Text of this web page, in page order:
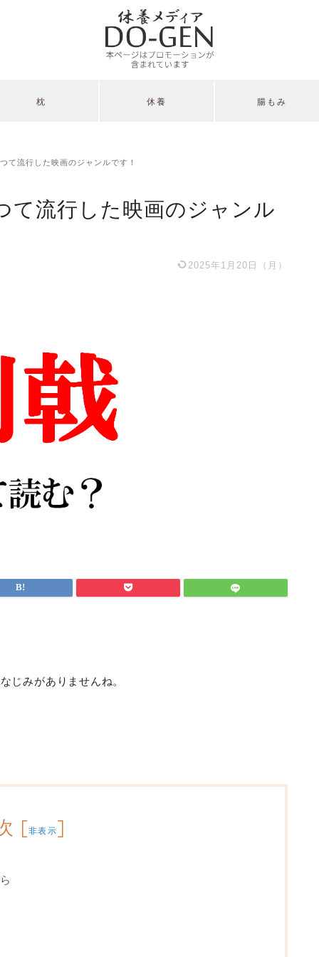
枕 休養 腸もみ
て流行した映画のジャンルです！
て流行した映画のジャンル
2025年1月20日（月）
じみがありませんね。
[非表示]